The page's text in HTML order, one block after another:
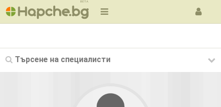
BETA
Търсене на специалисти